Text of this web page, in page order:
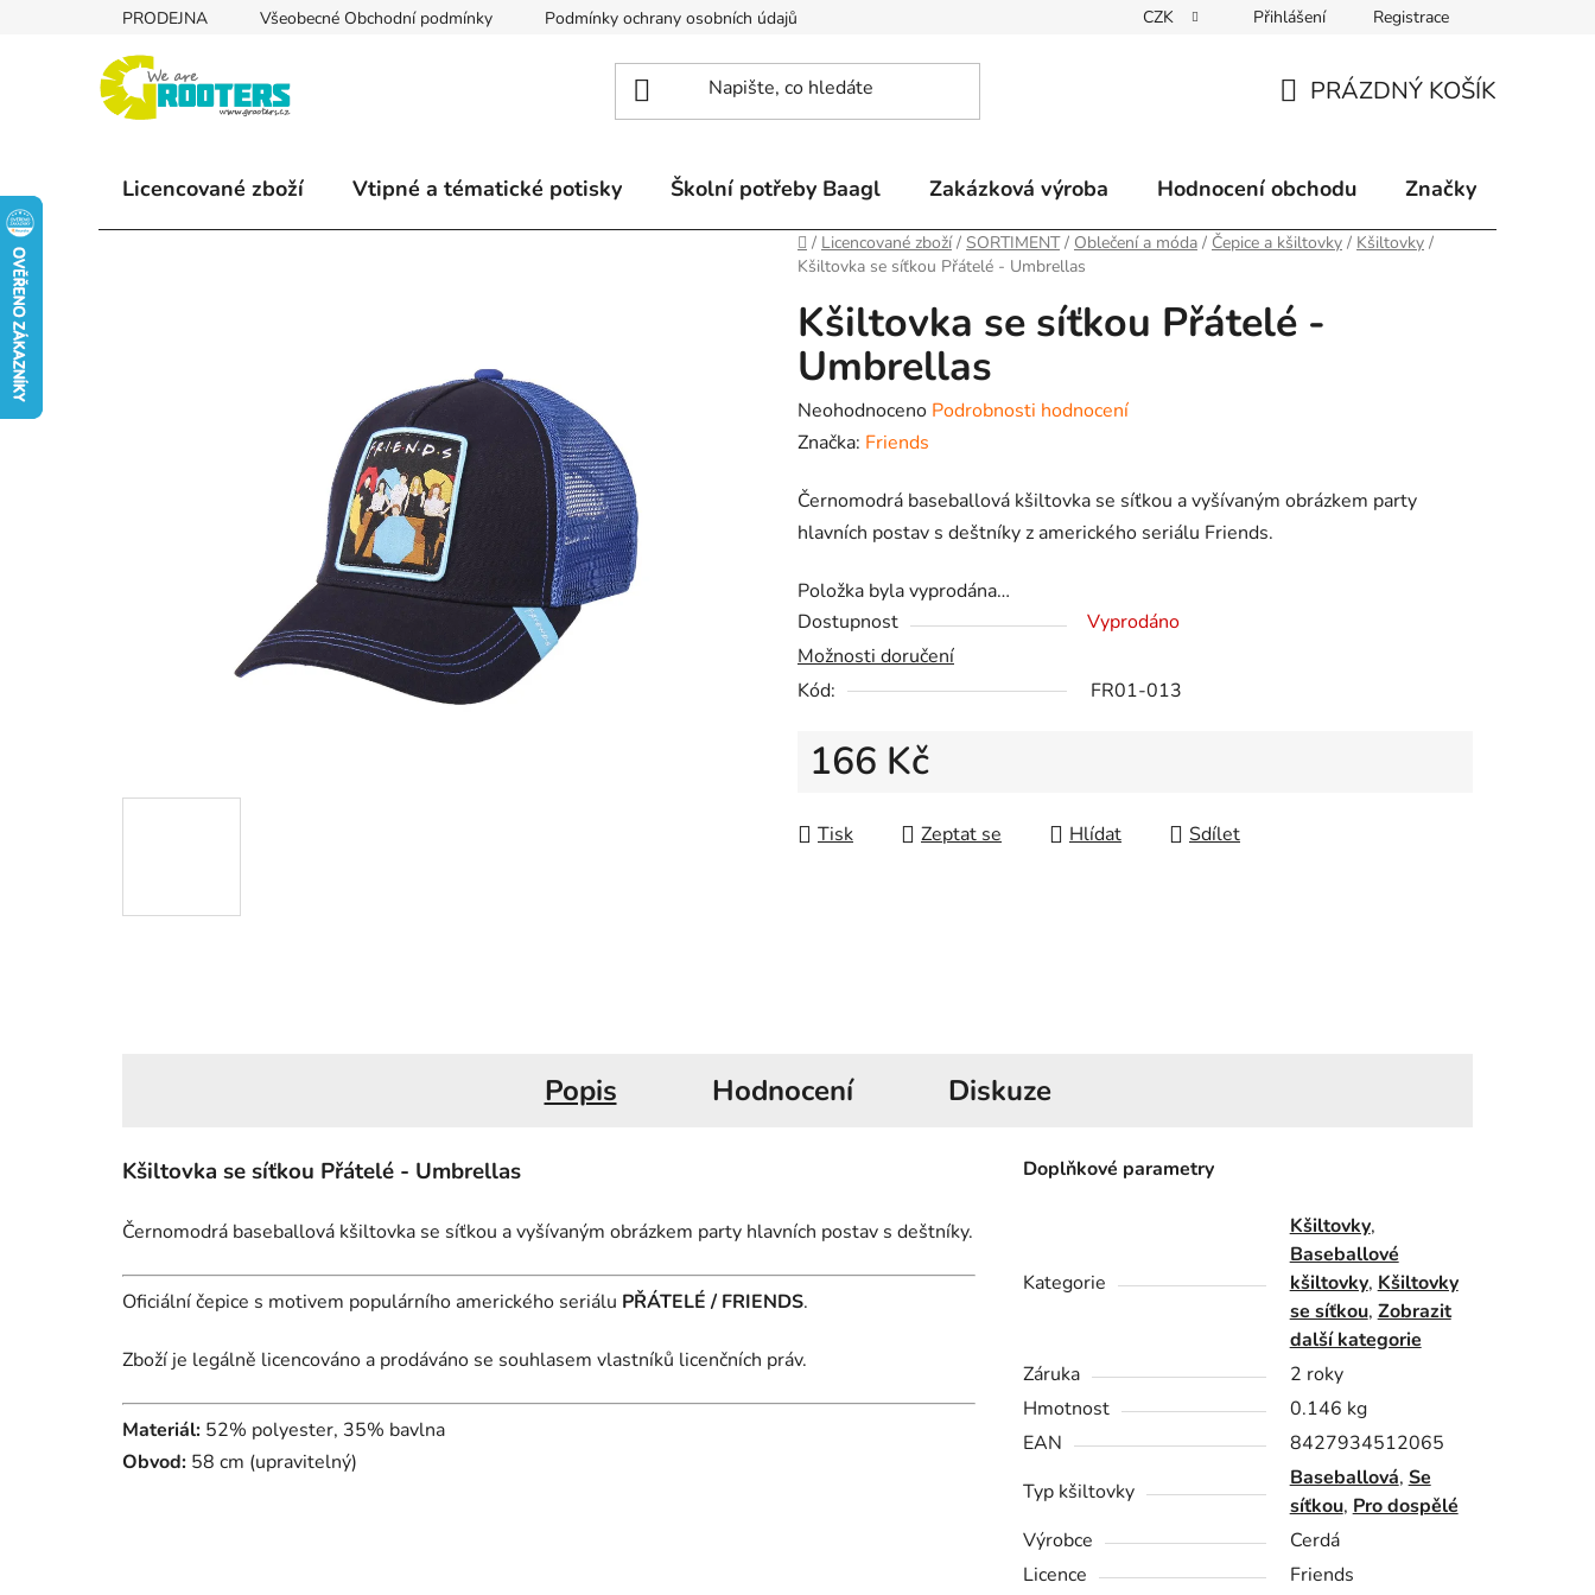
PRODEJNA Všeobecné Obchodní podmínky Podmínky ochrany osobních údajů Způsoby doručení Kontakty
CZK Přihlášení Registrace
KOŠÍK
PRÁZDNÝ KOŠÍK
Licencované zboží Vtipné a tématické potisky Školní potřeby Baagl Zakázková výroba Hodnocení obchodu Značky
Domů
/ Licencované zboží / SORTIMENT / Oblečení a móda / Čepice a kšiltovky / Kšiltovky /
Kšiltovka se síťkou Přátelé - Umbrellas
Kšiltovka se síťkou Přátelé -
Umbrellas
Průměrné
hodnocení
je
0,0
5
hvězdiček.
Neohodnoceno Podrobnosti hodnocení
Značka: Friends
Černomodrá baseballová kšiltovka se síťkou a vyšívaným obrázkem party
hlavních postav s deštníky z amerického seriálu Friends.
Položka byla vyprodána…
Dostupnost
Vyprodáno
Možnosti doručení
Kód:
FR01-013
166 Kč
Tisk
Zeptat se Hlídat Sdílet
Popis Hodnocení Diskuze
Kšiltovka se síťkou Přátelé - Umbrellas
Černomodrá baseballová kšiltovka se síťkou a vyšívaným obrázkem party hlavních postav s deštníky.
Oficiální čepice s motivem populárního amerického seriálu PŘÁTELÉ / FRIENDS.
Zboží je legálně licencováno a prodáváno se souhlasem vlastníků licenčních práv.
Materiál: 52% polyester, 35% bavlna
Obvod: 58 cm (upravitelný)
Doplňkové parametry
Kategorie
Kšiltovky,
Baseballové
kšiltovky, Kšiltovky
se síťkou, Zobrazit
další kategorie
Záruka
2 roky
Hmotnost
0.146 kg
EAN
8427934512065
Typ kšiltovky
Baseballová, Se
síťkou, Pro dospělé
Výrobce
Cerdá
Licence
Friends